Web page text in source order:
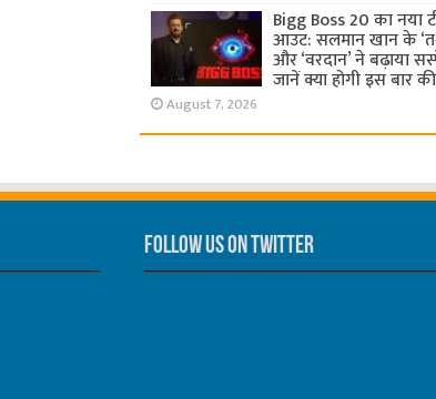
Bigg Boss 20 का नया
आउट: सलमान खान के
और ‘वरदान’ ने बढ़ाया
जानें क्या होगी इस बार
August 7, 2026
Follow us on Twitter